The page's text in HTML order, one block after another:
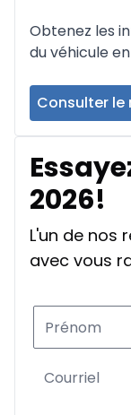
Obtenez les
du véhicule
Consulter le
2026!
L'un de nos
avec vous